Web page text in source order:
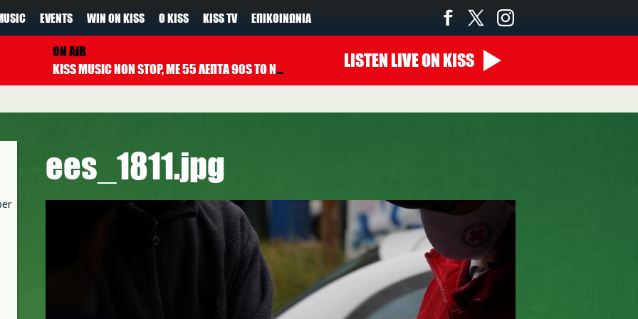
EVENTS WIN ON KISS Ο KISS KISS TV ΕΠΙΚΟΙΝΩΝΊΑ
ON AIR
KISS MUSIC NON STOP, ΜΕ 55 ΛΕΠΤΑ 90S TO NOW ΚΑΘΕ ΩΡΑ
00:00 - 10:00
LISTEN LIVEON KISS
ees_1811.jpg